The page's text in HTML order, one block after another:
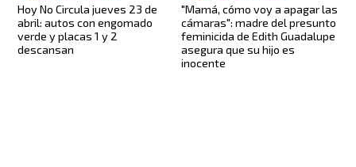
Hoy No Circula jueves 23 de
abril: autos con engomado
verde y placas 1 y 2
descansan
"Mamá, cómo voy a apagar las
cámaras": madre del presunto
feminicida de Edith Guadalupe
asegura que su hijo es
inocente